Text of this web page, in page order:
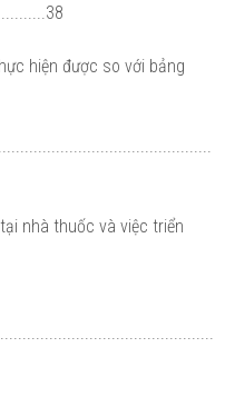
hiện được so với bảng
nhà thuốc và việc triển